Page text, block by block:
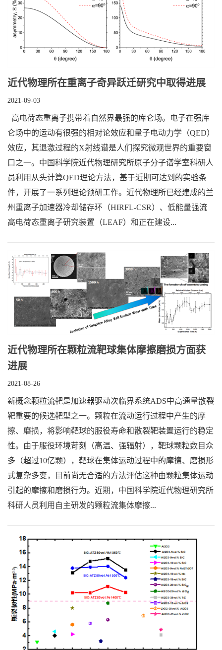
近代物理所在重离子奇异跃迁研究中取得进展
2021-09-03
高电荷态重离子携带着自然界最强的库仑场。电子在强库
仑场中的运动有很强的相对论效应和量子电动力学（QED）
效应，其退激过程的X射线谱是人们探究微观世界的重要窗
口之一。中国科学院近代物理研究所原子分子谱学室科研人
员利用从头计算QED理论方法，基于近期可达到的实验条
件，开展了一系列理论预研工作。近代物理所已经建成的兰
州重离子加速器冷却储存环（HIRFL-CSR）、低能量强流
高电荷态重离子研究装置（LEAF）和正在建设...
近代物理所在颗粒流靶球集体摩擦磨损方面获
进展
2021-08-26
新概念颗粒流靶是加速器驱动次临界系统ADS中高通量散裂
靶重要的候选靶型之一。颗粒在流动运行过程中产生的摩
擦、磨损，将影响靶球的服役寿命和散裂靶装置运行的稳定
性。由于服役环境苛刻（高温、强辐射），靶球颗粒数目众
多（超过10亿颗），靶球在集体运动过程中的摩擦、磨损形
式复杂多变，目前尚无合适的方法评估这种由颗粒集体运动
引起的摩擦和磨损行为。近期，中国科学院近代物理研究所
科研人员利用自主研发的颗粒流集体摩擦...